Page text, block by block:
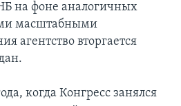
на фоне аналогичных
масштабными
агентство вторгается
когда Конгресс занялся